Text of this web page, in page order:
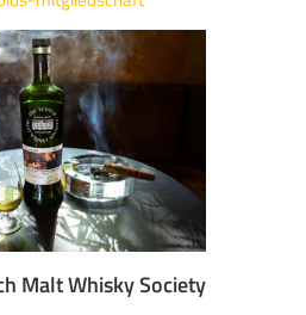
Malt Whisky Society